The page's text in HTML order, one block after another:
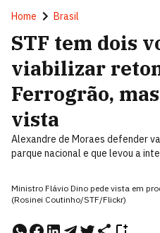
Home Brasil
STF tem dois
viabilizar
Ferrogrão,
vista
Alexandre de Moraes defender
parque nacional e que levou a
Ministro Flávio Dino pede vista em
(Rosinei Coutinho/STF/Flickr)